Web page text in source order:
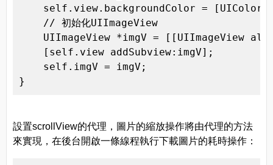
self.view.backgroundColor = [UIColor
    // 初始化UIImageView
UIImageView *imgV = [[UIImageView
    [self.view addSubview:imgV];
    self.imgV = imgV;
}
設置scrollView的代理，圖片的縮放操作將由代理的方法
來實現，在後台開啟一條線程執行下載圖片的耗時操作：